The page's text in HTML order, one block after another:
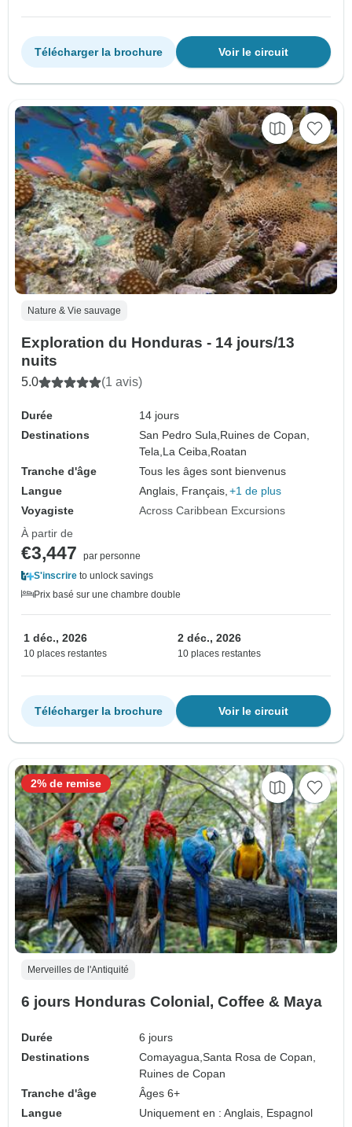
Voir le circuit
Télécharger la brochure
Nature & Vie sauvage
Exploration du Honduras - 14 jours/13
nuits
5.0 (1 avis)
Durée
14 jours
Destinations
San Pedro Sula, Ruines de Copan,
Tela, La Ceiba, Roatan
Tranche d'âge
Tous les âges sont bienvenus
Langue
Anglais, Français, +1 de plus
Voyagiste
Across Caribbean Excursions
À partir de
€3,447
par personne
S'inscrire to unlock savings
Prix basé sur une chambre double
1 déc., 2026
10 places restantes
2 déc., 2026
10 places restantes
Voir le circuit
Télécharger la brochure
Merveilles de l'Antiquité
6 jours Honduras Colonial, Coffee & Maya
Durée
6 jours
Destinations
Comayagua,Santa Rosa de Copan,
Ruines de Copan
Tranche d'âge
Âges 6+
Langue
Uniquement en : Anglais, Espagnol
2% de remise